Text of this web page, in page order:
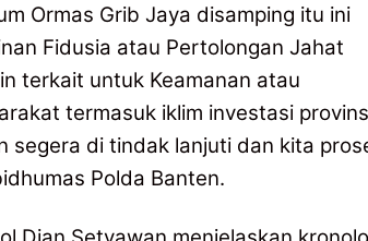
Ormas Grib Jaya disamping itu ini
Fidusia atau Pertolongan Jahat
terkait untuk Keamanan atau
termasuk iklim investasi
segera di tindak lanjuti dan kita
Polda Banten.